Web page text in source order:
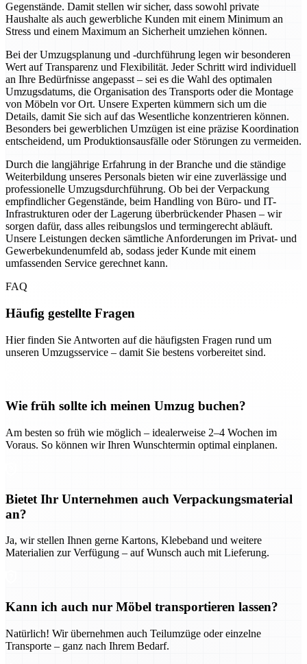
Gegenstände. Damit stellen wir sicher, dass sowohl private
Haushalte als auch gewerbliche Kunden mit einem Minimum an
Stress und einem Maximum an Sicherheit umziehen können.
Bei der Umzugsplanung und -durchführung legen wir besonderen
Wert auf Transparenz und Flexibilität. Jeder Schritt wird individuell
an Ihre Bedürfnisse angepasst – sei es die Wahl des optimalen
Umzugsdatums, die Organisation des Transports oder die Montage
von Möbeln vor Ort. Unsere Experten kümmern sich um die
Details, damit Sie sich auf das Wesentliche konzentrieren können.
Besonders bei gewerblichen Umzügen ist eine präzise Koordination
entscheidend, um Produktionsausfälle oder Störungen zu vermeiden.
Durch die langjährige Erfahrung in der Branche und die ständige
Weiterbildung unseres Personals bieten wir eine zuverlässige und
professionelle Umzugsdurchführung. Ob bei der Verpackung
empfindlicher Gegenstände, beim Handling von Büro- und IT-
Infrastrukturen oder der Lagerung überbrückender Phasen – wir
sorgen dafür, dass alles reibungslos und termingerecht abläuft.
Unsere Leistungen decken sämtliche Anforderungen im Privat- und
Gewerbekundenumfeld ab, sodass jeder Kunde mit einem
umfassenden Service gerechnet kann.
FAQ
Häufig gestellte Fragen
Hier finden Sie Antworten auf die häufigsten Fragen rund um
unseren Umzugsservice – damit Sie bestens vorbereitet sind.
Wie früh sollte ich meinen Umzug buchen?
Am besten so früh wie möglich – idealerweise 2–4 Wochen im
Voraus. So können wir Ihren Wunschtermin optimal einplanen.
Bietet Ihr Unternehmen auch Verpackungsmaterial
an?
Ja, wir stellen Ihnen gerne Kartons, Klebeband und weitere
Materialien zur Verfügung – auf Wunsch auch mit Lieferung.
Kann ich auch nur Möbel transportieren lassen?
Natürlich! Wir übernehmen auch Teilumzüge oder einzelne
Transporte – ganz nach Ihrem Bedarf.